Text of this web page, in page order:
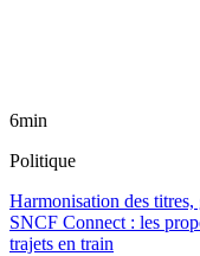
6min
Politique
Harmonisation des titres,
SNCF Connect : les
trajets en train